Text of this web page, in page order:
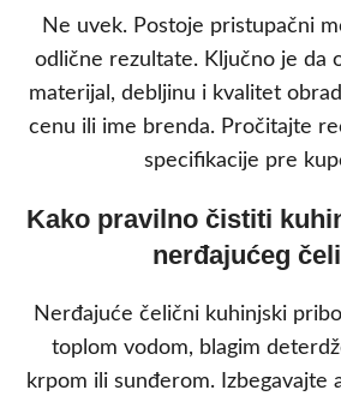
Ne uvek. Postoje pristupačni
odlične rezultate. Ključno je da
materijal, debljinu i kvalitet
cenu ili ime brenda. Pročitajte
specifikacije pre
Kako pravilno čistiti
nerđajućeg
Nerđajuće čelični kuhinjski
toplom vodom, blagim
krpom ili sunđerom. Izbegavajte